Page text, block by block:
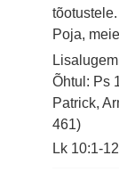
Poja,
Õhtul: Ps
Patrick,
461)
Lk 10:1-